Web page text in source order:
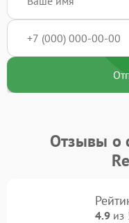
Отзывы о
4.9из